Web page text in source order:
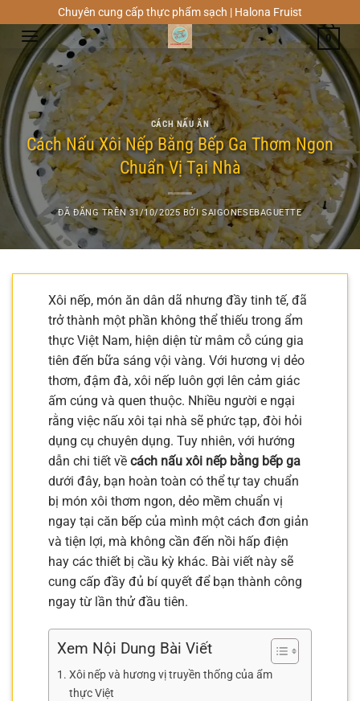
đến
dung
Chuyên cung cấp thực phẩm sạch | Halona Fruist
0
CÁCH NẤU ĂN
Cách Nấu Xôi Nếp Bằng Bếp Ga Thơm Ngon
Chuẩn Vị Tại Nhà
ĐÃ ĐĂNG TRÊN31/10/2025 BỞISAIGONESEBAGUETTE
Xôi nếp, món ăn dân dã nhưng đầy tinh tế, đã
trở thành một phần không thể thiếu trong ẩm
thực Việt Nam, hiện diện từ mâm cỗ cúng gia
tiên đến bữa sáng vội vàng. Với hương vị dẻo
thơm, đậm đà, xôi nếp luôn gợi lên cảm giác
ấm cúng và quen thuộc. Nhiều người e ngại
rằng việc nấu xôi tại nhà sẽ phức tạp, đòi hỏi
dụng cụ chuyên dụng. Tuy nhiên, với hướng
dẫn chi tiết về cách nấu xôi nếp bằng bếp ga
dưới đây, bạn hoàn toàn có thể tự tay chuẩn
bị món xôi thơm ngon, dẻo mềm chuẩn vị
ngay tại căn bếp của mình một cách đơn giản
và tiện lợi, mà không cần đến nồi hấp điện
hay các thiết bị cầu kỳ khác. Bài viết này sẽ
cung cấp đầy đủ bí quyết để bạn thành công
ngay từ lần thử đầu tiên.
Xem Nội Dung Bài Viết
Xôi nếp và hương vị truyền thống của ẩm
thực Việt